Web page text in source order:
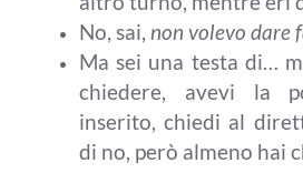
No, sai, non volevo dare
Ma sei una testa di…
chiedere, avevi la
inserito, chiedi al
di no, però almeno hai